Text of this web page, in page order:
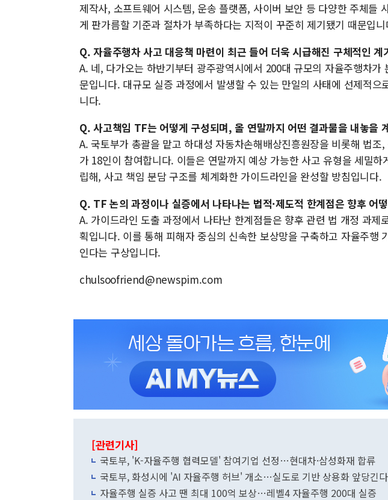
제작사, 소프트웨어 시스템, 운송 플랫폼, 사이버 보안 등 다양한 주체들
게 판가름할 기준과 절차가 부족하다는 지적이 꾸준히 제기됐기 때문입니
Q. 자율주행차 사고 대응책 마련이 최근 들어 더욱 시급해진 구체적인 계
A. 네, 다가오는 하반기부터 광주광역시에서 200대 규모의 자율주행차가
문입니다. 대규모 실증 과정에서 발생할 수 있는 만일의 사태에 선제적으
니다.
Q. 사고책임 TF는 어떻게 구성되며, 올 연말까지 어떤 결과물을 내놓을
A. 국토부가 총괄을 맡고 하대성 자동차손해배상진흥원장을 비롯해 법
가 18인이 참여합니다. 이들은 연말까지 예상 가능한 사고 유형을 세밀
립해, 사고 책임 분담 구조를 체계화한 가이드라인을 완성할 방침입니다.
Q. TF 논의 과정이나 실증에서 나타나는 법적·제도적 한계점은 향후 어
A. 가이드라인 도출 과정에서 나타난 한계점들은 향후 관련 법 개정 과제
획입니다. 이를 통해 피해자 중심의 신속한 보상망을 구축하고 자율주행
인다는 구상입니다.
chulsoofriend@newspim.com
[관련기사]
국토부, 'K-자율주행 협력모델' 참여기업 선정…현대차·삼성화재 합류
국토부, 화성시에 'AI 자율주행 허브' 개소…실도로 기반 상용화 앞당긴다
자율주행 실증 사고 땐 최대 100억 보상…레벨4 자율주행 200대 실증